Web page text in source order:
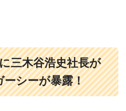
三木谷浩史社長が
シーが暴露！